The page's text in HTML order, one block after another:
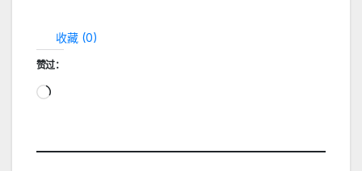
收藏 (0)
赞过：
正
载…